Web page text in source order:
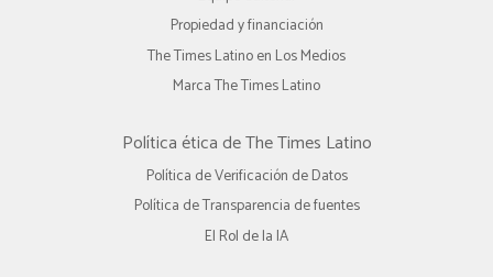
Propiedad y financiación
The Times Latino en Los Medios
Marca The Times Latino
Política ética de The Times Latino
Política de Verificación de Datos
Política de Transparencia de fuentes
El Rol de la IA